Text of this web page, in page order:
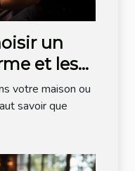
un
et les
votre maison ou
savoir que